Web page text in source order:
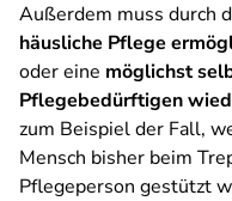
Außerdem muss durch
häusliche Pflege
oder eine möglichst
Pflegebedürftigen
zum Beispiel der Fall,
Mensch bisher beim
Pflegeperson gestützt